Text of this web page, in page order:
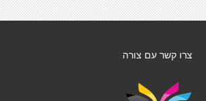
צרו קשר עם צורה